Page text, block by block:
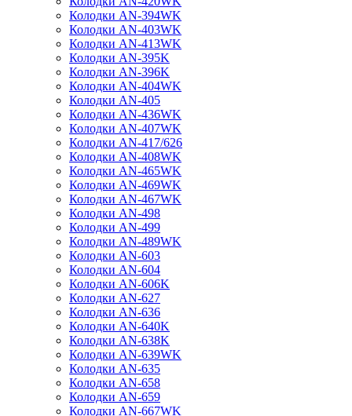
Колодки AN-394WK
Колодки AN-403WK
Колодки AN-413WK
Колодки AN-395K
Колодки AN-396K
Колодки AN-404WK
Колодки AN-405
Колодки AN-436WK
Колодки AN-407WK
Колодки AN-417/626
Колодки AN-408WK
Колодки AN-465WK
Колодки AN-469WK
Колодки AN-467WK
Колодки AN-498
Колодки AN-499
Колодки AN-489WK
Колодки AN-603
Колодки AN-604
Колодки AN-606K
Колодки AN-627
Колодки AN-636
Колодки AN-640K
Колодки AN-638K
Колодки AN-639WK
Колодки AN-635
Колодки AN-658
Колодки AN-659
Колодки AN-667WK